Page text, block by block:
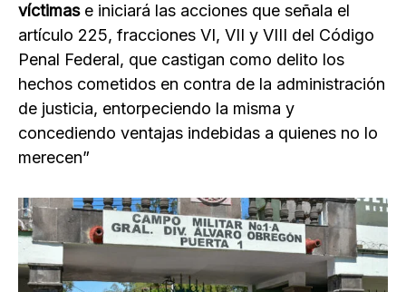
víctimase iniciará las acciones que señala el
artículo 225, fracciones VI, VII y VIII del Código
Penal Federal, que castigan como delito los
hechos cometidos en contra de la administración
de justicia, entorpeciendo la misma y
concediendo ventajas indebidas a quienes no lo
merecen”